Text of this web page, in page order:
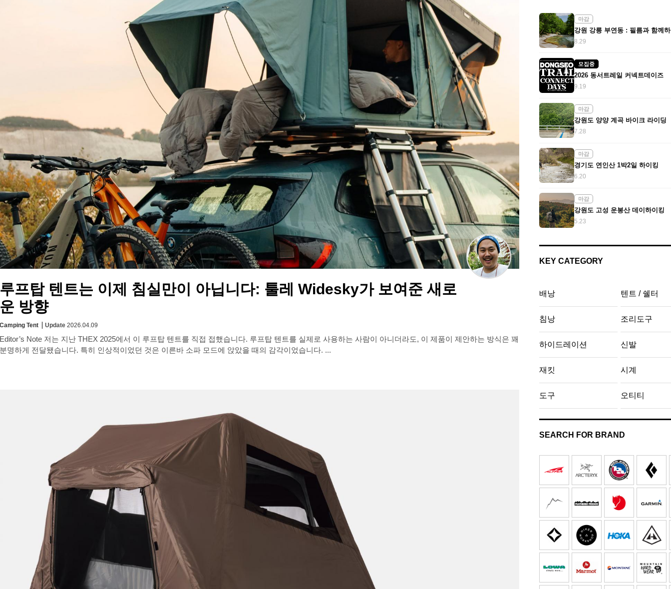
루프탑 텐트는 이제 침실만이 아닙니다: 툴레 Widesky가 보여준 새로
운 방향
Camping Tent Update 2026.04.09
Editor’s Note 저는 지난 THEX 2025에서 이 루프탑 텐트를 직접 접했습니다. 루프탑 텐트를 실제로 사용하는 사람이 아니더라도, 이 제품이 제안하는 방식은 꽤
분명하게 전달됐습니다. 특히 인상적이었던 것은 이른바 소파 모드에 앉았을 때의 감각이었습니다. ...
마감
8.29
모집중
2026 동서트레일 커넥트데이즈
9.19
마감
강원도 양양 계곡 바이크 라이딩
7.28
마감
경기도 연인산 1박2일 하이킹
6.20
마감
강원도 고성 운봉산 데이하이킹
5.23
KEY CATEGORY
배낭 텐트 / 쉘터
침낭 조리도구
하이드레이션 신발
재킷 시계
도구 오티티
SEARCH FOR BRAND